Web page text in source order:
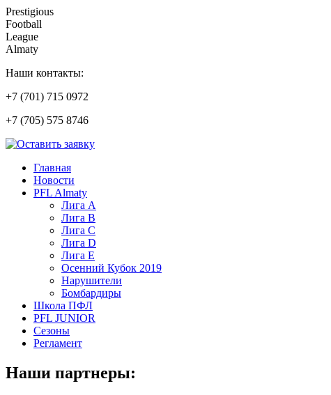
Prestigious
Football
League
Almaty
Наши контакты:
+7 (701) 715 0972
+7 (705) 575 8746
Главная
Новости
PFL Almaty
Лига A
Лига В
Лига С
Лига D
Лига Е
Осенний Кубок 2019
Нарушители
Бомбардиры
Школа ПФЛ
PFL JUNIOR
Сезоны
Регламент
Наши партнеры: